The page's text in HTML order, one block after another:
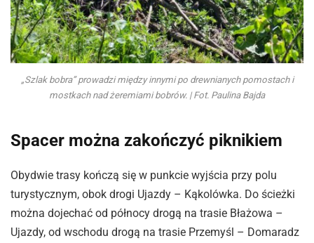
„Szlak bobra” prowadzi między innymi po drewnianych pomostach i
mostkach nad żeremiami bobrów. | Fot. Paulina Bajda
Spacer można zakończyć piknikiem
Obydwie trasy kończą się w punkcie wyjścia przy polu
turystycznym, obok drogi Ujazdy – Kąkolówka. Do ścieżki
można dojechać od północy drogą na trasie Błażowa –
Ujazdy, od wschodu drogą na trasie Przemyśl – Domaradz